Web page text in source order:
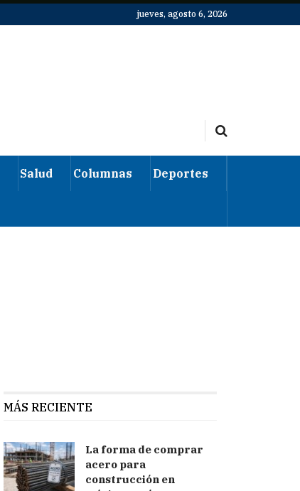
jueves, agosto 6, 2026
Salud Columnas Deportes
MÁS RECIENTE
La forma de comprar
acero para
construcción en